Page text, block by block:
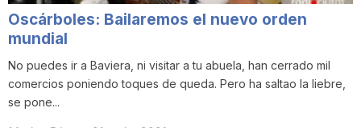
a
r
r
Oscárboles: Bailaremos el nuevo orden
mundial
No puedes ir a Baviera, ni visitar a tu abuela, han cerrado mil
comercios poniendo toques de queda. Pero ha saltao la liebre,
se pone...